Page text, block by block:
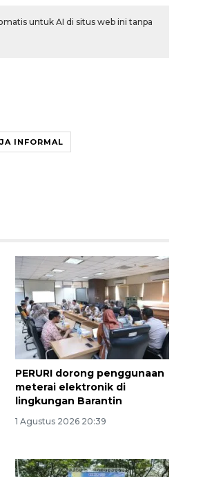
untuk AI di situs web ini tanpa
INFORMAL
PERURI dorong penggunaan
meterai elektronik di
lingkungan Barantin
1 Agustus 2026 20:39
triwulan II-2026
5,29 persen